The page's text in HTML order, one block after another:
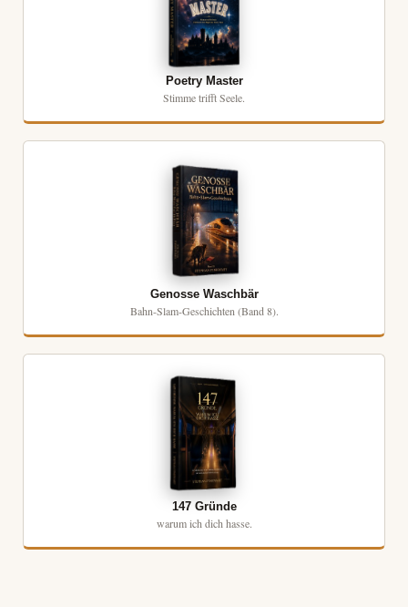
Poetry Master
Stimme trifft Seele.
Genosse Waschbär
Bahn-Slam-Geschichten (Band 8).
147 Gründe
warum ich dich hasse.